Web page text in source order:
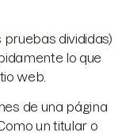
divididas)
lo que
web.
de una página
un titular o